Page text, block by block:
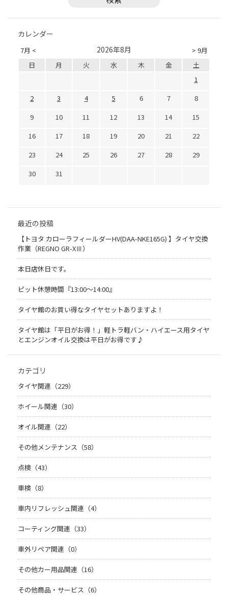
カレンダー
7月 < > 9月
2026年8月
日 月 火 水 木 金
土
1
2
3 4 5 6 7
8
9
10 11 12 13 14
15
16
17 18 19 20 21
22
23
24 25 26 27 28
29
30
31
最近の投稿
【トヨタ カローラフィールダーHV(DAA-NKE165G) 】タイヤ交換
作業（REGNO GR-XⅢ）
本日店休日です。
ピット休憩時間『13:00～14:00』
タイヤ館のお買い得なタイヤセットありますよ！
タイヤ館は「平日がお得！」軽トラ軽バン・ハイエース用タイヤ
とエンジンオイル交換は平日がお得です♪
カテゴリ
タイヤ関連（229）
ホイール関連（30）
オイル関連（22）
その他メンテナンス（58）
点検（43）
車検（8）
車内リフレッシュ関連（4）
コーティング関連（33）
車外リペア関連（0）
その他カー用品関連（16）
その他商品・サービス（6）